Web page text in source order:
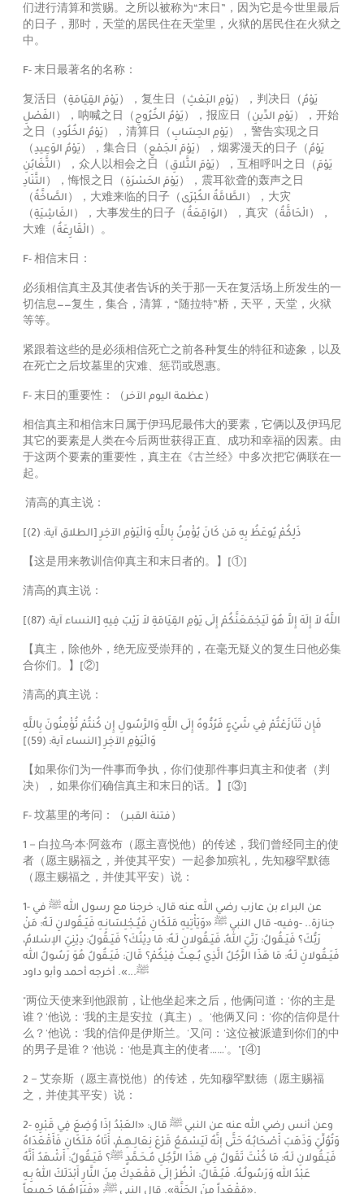
们进行清算和赏赐。之所以被称为“末日”，因为它是今世里最后
的日子，那时，天堂的居民住在天堂里，火狱的居民住在火狱之
中。
F- 末日最著名的名称：
复活日（يَوْمَ القِيَامَةِ ），复生日（ يَوْمِ البَعْثِ ），判决日（يَوْمُ
الفَصْلِ ），呐喊之日（ يَوْمُ الخُرُوجِ ），报应日（ يَوْمِ الدِّينِ ），开始
之日（يَوْمُ الخُلُودِ ），清算日（ يَوْمِ الحِسَابِ ），警告实现之日
（يَوْمُ الوَعِيدِ ），集合日（ يَوْمَ الجَمْعِ ），烟雾漫天的日子（يَوْمُ
التَّغَابُنِ ），众人以相会之日（ يَوْمَ التَّلاقِ ），互相呼叫之日（يَوْمَ
التَّنَادِ ），悔恨之日（ يَوْمَ الحَسْرَةِ ），震耳欲聋的轰声之日
（الصَّاخَّةُ ），大难来临的日子（ الطَّامَّةُ الكُبْرَى ），大灾
（الغَاشِيَةِ ），大事发生的日子（الوَاقِعَةُ ），真灾（الْحَاقَّةُ ），
大难（الْقَارِعَةُ ）。
F- 相信末日：
必须相信真主及其使者告诉的关于那一天在复活场上所发生的一
切信息——复生，集合，清算，“随拉特”桥，天平，天堂，火狱
等等。
紧跟着这些的是必须相信死亡之前各种复生的特征和迹象，以及
在死亡之后坟墓里的灾难、惩罚或恩惠。
F- 末日的重要性：（عظمة اليوم الآخر ）
相信真主和相信末日属于伊玛尼最伟大的要素，它俩以及伊玛尼
其它的要素是人类在今后两世获得正直、成功和幸福的因素。由
于这两个要素的重要性，真主在《古兰经》中多次把它俩联在一
起。
 清高的真主说：
ذَلِكُمْ يُوعَظُ بِهِ مَن كَانَ يُؤْمِنُ بِاللَّهِ وَالْيَوْمِ الآخِرِ [الطلاق آية: (2
)]
【这是用来教训信仰真主和末日者的。】 [①]
清高的真主说：
اللَّهُ لاَ إِلَهَ إِلاَّ هُوَ لَيَجْمَعَنَّكُمْ إِلَى يَوْمِ القِيَامَةِ لاَ رَيْبَ فِيهِ [النساء آية: (87
)]
【真主，除他外，绝无应受崇拜的，在毫无疑义的复生日他必集
合你们。】
[②]
清高的真主说：
فَإِن تَنَازَعْتُمْ فِي شَيْءٍ فَرُدُّوهُ إِلَى اللَّهِ وَالرَّسُولِ إِن كُنتُمْ تُؤْمِنُونَ بِاللَّهِ
وَالْيَوْمِ الآخِرِ [النساء آية: (59
)]
【如果你们为一件事而争执，你们使那件事归真主和使者（判
决），如果你们确信真主和末日的话。】
[③]
F- 坟墓里的考问：（فتنة القبـر ）
1－白拉乌·本·阿兹布（愿主喜悦他）的传述，我们曾经同主的使
者（愿主赐福之，并使其平安）一起参加殡礼，先知穆罕默德
（愿主赐福之，并使其平安）说：
1- عن البراء بن عازب رضي الله عنه قال: خرجنا مع رسول الله ﷺ‬ في
جنازة.. -وفيه- قال النبي ﷺ‬ «وَيَأْتِيهِ مَلَكَانِ فَيُـجْلِسَانِـهِ فَيَـقُولانِ لَـهُ: مَنْ
رَبُّكَ؟ فَيَـقُولُ: رَبِّيَ اللهُ، فَيَـقُولانِ لَـهُ: مَا دِيْنُكَ؟ فَيَـقُولُ: دِيْنِيَ الإسْلامُ،
فَيَـقُولانِ لَـهُ: مَا هَذَا الرَّجُلُ الَّذِي بُـعِثَ فِيْكُمْ؟ قَالَ: فَيَـقُولُ هُوَ رَسُولُ الله
ﷺ‬...». أخرجه أحمد وأبو داود
"两位天使来到他跟前，让他坐起来之后，他俩问道：'你的主是
谁？'他说：'我的主是安拉（真主）。'他俩又问：'你的信仰是什
么？'他说：'我的信仰是伊斯兰。'又问：'这位被派遣到你们的中
的男子是谁？'他说：'他是真主的使者……'。" [④]
2－艾奈斯（愿主喜悦他）的传述，先知穆罕默德（愿主赐福
之，并使其平安）说：
2- وعن أنس رضي الله عنه عن النبي ﷺ‬ قال: «العَبْدُ إذَا وُضِعَ فِي قَبْرِهِ
وَتُوُلِّيَ وَذَهَبَ أَصْحَابُـهُ حَتَّى إنَّهُ لَيَسْمَعُ قَرْعَ نِعَالِـهِـمْ، أَتَاهُ مَلَكَانِ فَأَقْعَدَاهُ
فَيَـقُولانِ لَـهُ: مَا كُنْتَ تَقَولُ فِي هَذَا الرَّجُلِ مُـحَـمَّدٍ ﷺ‬؟ فَيَـقُولُ: أَشْهَدُ أَنَّهُ
عَبْدُ الله وَرَسُولُـهُ. فَيُـقَالُ: انْظُرْ إلَى مَقْعَدِكَ مِنَ النَّارِ أَبْدَلَكَ اللهُ بِـهِ
مَقْعَداً مِنَ الجَنَّةِ». قال النبي ﷺ‬: «فَيَرَاهُـمَا جَـمِيعاً».